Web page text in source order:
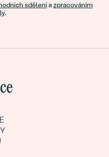
sděleníazpracováním
.